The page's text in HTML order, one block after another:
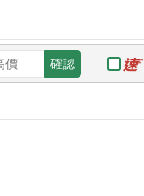
確認